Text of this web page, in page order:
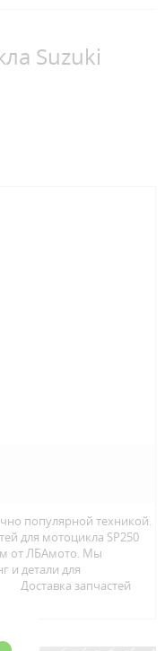
Suzuki
популярной техникой.
для мотоцикла SP250
от ЛБАмото. Мы
и детали для
Доставка запчастей